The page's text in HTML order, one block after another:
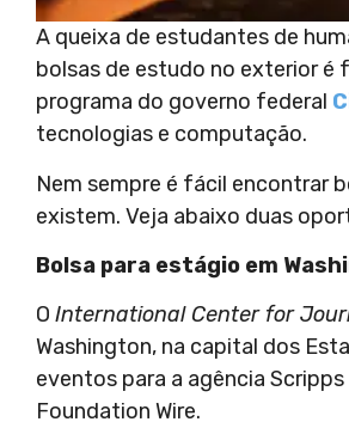
A queixa de estudantes de
bolsas de estudo no exterior é
programa do governo federal
tecnologias e computação.
Nem sempre é fácil encontrar
existem. Veja abaixo duas
Bolsa para estágio em
O International Center for
Washington, na capital dos
eventos para a agência
Foundation Wire.